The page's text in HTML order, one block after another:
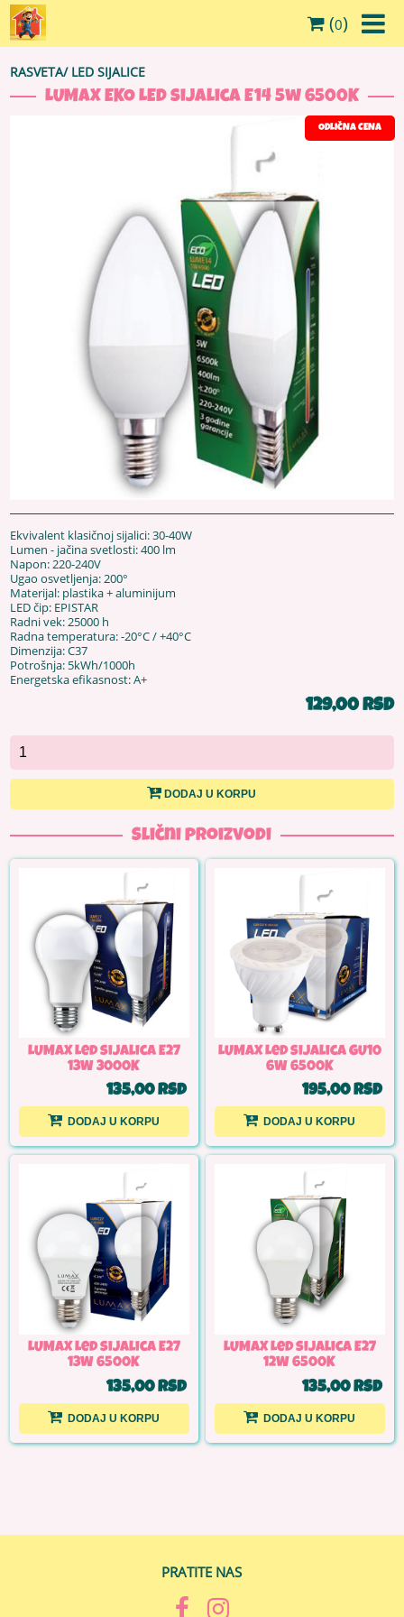
(0)
RASVETA/ LED SIJALICE
LUMAX EKO LED sijalica E14 5w 6500K
ODLIČNA CENA
Ekvivalent klasičnoj sijalici: 30-40W
Lumen - jačina svetlosti: 400 lm
Napon: 220-240V
Ugao osvetljenja: 200°
Materijal: plastika + aluminijum
LED čip: EPISTAR
Radni vek: 25000 h
Radna temperatura: -20°C / +40°C
Dimenzija: C37
Potrošnja: 5kWh/1000h
Energetska efikasnost: A+
129,00 RSD
DODAJ U KORPU
Slični proizvodi
LUMAX Led sijalica E27
13W 3000K
135,00 RSD
DODAJ U KORPU
LUMAX Led sijalica GU10
6W 6500K
195,00 RSD
DODAJ U KORPU
LUMAX Led sijalica E27
13W 6500K
135,00 RSD
DODAJ U KORPU
LUMAX Led sijalica E27
12W 6500K
135,00 RSD
DODAJ U KORPU
PRATITE NAS